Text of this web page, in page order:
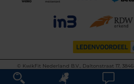
©
KwikFit Nederland B.V., Daltonstraat 17,
Algemene voorwaarden
Privacyverklaring
This site is protected by reCAPTCHA and the